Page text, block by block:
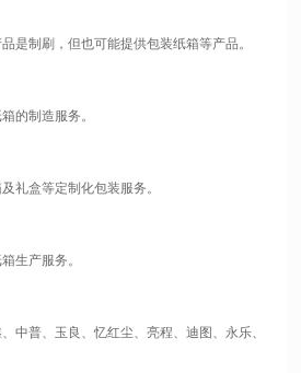
是制刷，但也可能提供包装纸箱等产品。
的制造服务。
礼盒等定制化包装服务。
生产服务。
中普、玉良、忆红尘、亮程、迪图、永乐、